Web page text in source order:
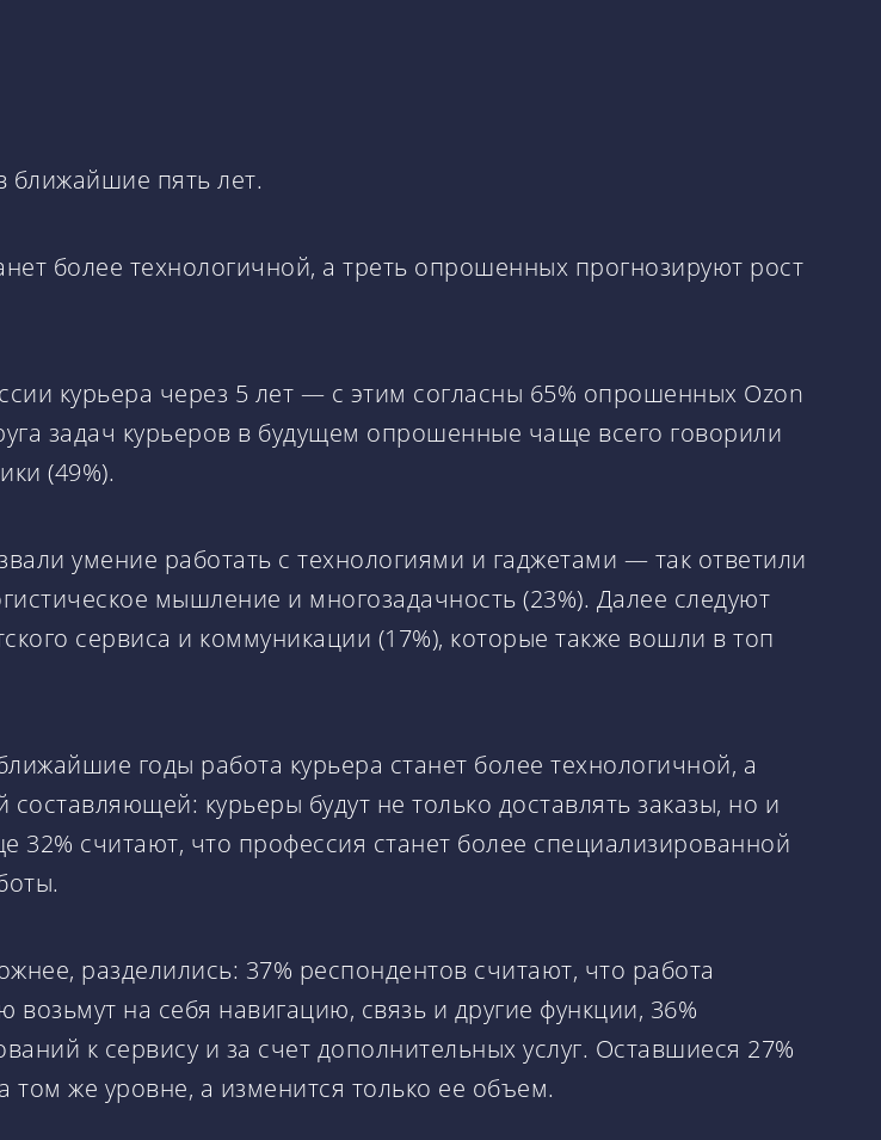
ближайшие пять лет.
более технологичной, а треть опрошенных прогнозируют рост
курьера через 5 лет — с этим согласны 65% опрошенных Ozon
задач курьеров в будущем опрошенные чаще всего говорили
(49%).
умение работать с технологиями и гаджетами — так ответили
мышление и многозадачность (23%). Далее следуют
сервиса и коммуникации (17%), которые также вошли в топ
годы работа курьера станет более технологичной, а
курьеры будут не только доставлять заказы, но и
32% считают, что профессия станет более специализированной
разделились: 37% респондентов считают, что работа
на себя навигацию, связь и другие функции, 36%
к сервису и за счет дополнительных услуг. Оставшиеся 27%
же уровне, а изменится только ее объем.